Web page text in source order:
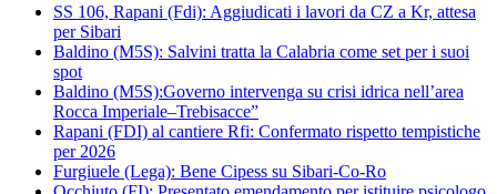
SS 106, Rapani (Fdi): Aggiudicati i lavori da CZ a Kr, attesa
per Sibari
Baldino (M5S): Salvini tratta la Calabria come set per i suoi
spot
Baldino (M5S):Governo intervenga su crisi idrica nell’area
Rocca Imperiale–Trebisacce”
Rapani (FDI) al cantiere Rfi: Confermato rispetto tempistiche
per 2026
Furgiuele (Lega): Bene Cipess su Sibari-Co-Ro